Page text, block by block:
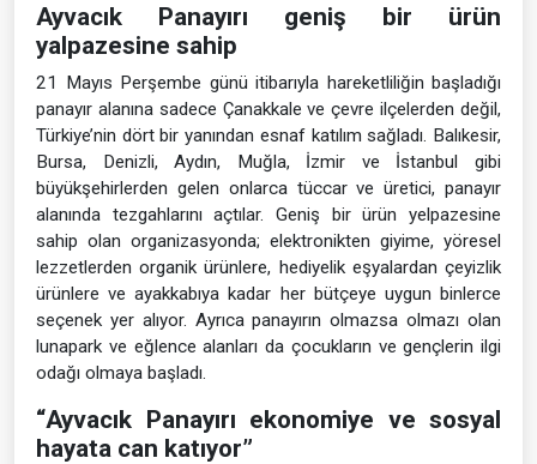
Ayvacık Panayırı geniş bir ürün
yalpazesine sahip
21 Mayıs Perşembe günü itibarıyla hareketliliğin başladığı
panayır alanına sadece Çanakkale ve çevre ilçelerden değil,
Türkiye’nin dört bir yanından esnaf katılım sağladı. Balıkesir,
Bursa, Denizli, Aydın, Muğla, İzmir ve İstanbul gibi
büyükşehirlerden gelen onlarca tüccar ve üretici, panayır
alanında tezgahlarını açtılar. Geniş bir ürün yelpazesine
sahip olan organizasyonda; elektronikten giyime, yöresel
lezzetlerden organik ürünlere, hediyelik eşyalardan çeyizlik
ürünlere ve ayakkabıya kadar her bütçeye uygun binlerce
seçenek yer alıyor. Ayrıca panayırın olmazsa olmazı olan
lunapark ve eğlence alanları da çocukların ve gençlerin ilgi
odağı olmaya başladı.
“Ayvacık Panayırı ekonomiye ve sosyal
hayata can katıyor”